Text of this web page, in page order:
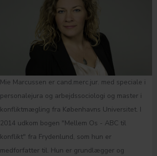
Mie Marcussen er cand.merc.jur. med speciale i
personalejura og arbejdssociologi og master i
konfliktmægling fra Københavns Universitet. I
2014 udkom bogen "Mellem Os - ABC til
konflikt" fra Frydenlund, som hun er
medforfatter til. Hun er grundlægger og